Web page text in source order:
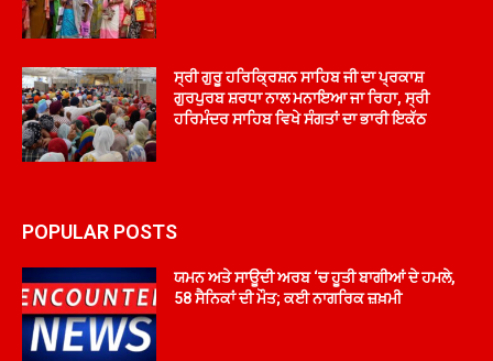
ਸ੍ਰੀ ਗੁਰੂ ਹਰਿਕ੍ਰਿਸ਼ਨ ਸਾਹਿਬ ਜੀ ਦਾ ਪ੍ਰਕਾਸ਼
ਗੁਰਪੁਰਬ ਸ਼ਰਧਾ ਨਾਲ ਮਨਾਇਆ ਜਾ ਰਿਹਾ, ਸ੍ਰੀ
ਹਰਿਮੰਦਰ ਸਾਹਿਬ ਵਿਖੇ ਸੰਗਤਾਂ ਦਾ ਭਾਰੀ ਇਕੱਠ
POPULAR POSTS
ਯਮਨ ਅਤੇ ਸਾਊਦੀ ਅਰਬ ‘ਚ ਹੂਤੀ ਬਾਗੀਆਂ ਦੇ ਹਮਲੇ,
58 ਸੈਨਿਕਾਂ ਦੀ ਮੌਤ; ਕਈ ਨਾਗਰਿਕ ਜ਼ਖ਼ਮੀ